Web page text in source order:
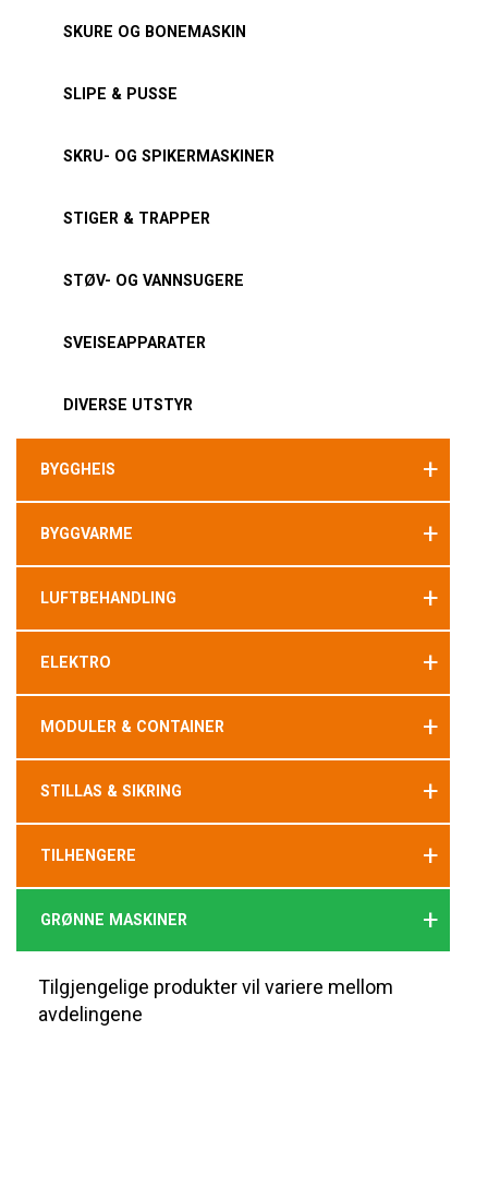
SKURE OG BONEMASKIN
SLIPE & PUSSE
SKRU- OG SPIKERMASKINER
STIGER & TRAPPER
STØV- OG VANNSUGERE
SVEISEAPPARATER
DIVERSE UTSTYR
BYGGHEIS +
BYGGVARME +
LUFTBEHANDLING +
ELEKTRO +
MODULER & CONTAINER +
STILLAS & SIKRING +
TILHENGERE +
GRØNNE MASKINER +
Tilgjengelige produkter vil variere mellom
avdelingene